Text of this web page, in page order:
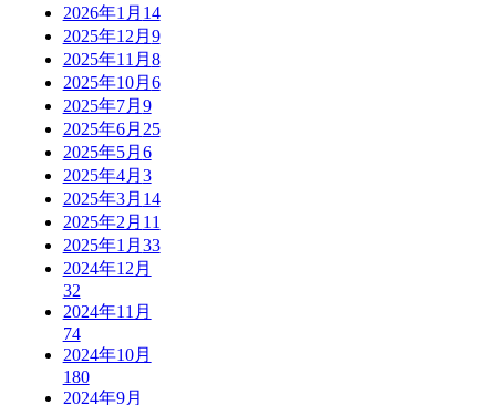
2026年1月 14
2025年12月 9
2025年11月 8
2025年10月 6
2025年7月 9
2025年6月 25
2025年5月 6
2025年4月 3
2025年3月 14
2025年2月 11
2025年1月 33
2024年12月
32
2024年11月
74
2024年10月
180
2024年9月